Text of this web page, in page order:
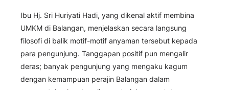
Ibu Hj. Sri Huriyati Hadi, yang dikenal aktif membina
UMKM di Balangan, menjelaskan secara langsung
filosofi di balik motif-motif anyaman tersebut kepada
para pengunjung. Tanggapan positif pun mengalir
deras; banyak pengunjung yang mengaku kagum
dengan kemampuan perajin Balangan dalam